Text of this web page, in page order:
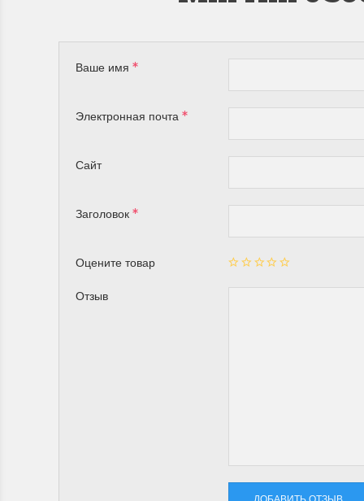
Ваше имя
Электронная почта
Сайт
Заголовок
Оцените товар
Отзыв